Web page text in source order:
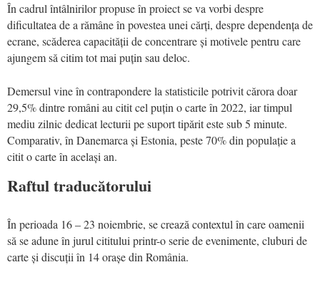
În cadrul întâlnirilor propuse în proiect se va vorbi despre
dificultatea de a rămâne în povestea unei cărți, despre dependența de
ecrane, scăderea capacității de concentrare și motivele pentru care
ajungem să citim tot mai puțin sau deloc.
Demersul vine în contrapondere la statisticile potrivit cărora doar
29,5% dintre români au citit cel puțin o carte în 2022, iar timpul
mediu zilnic dedicat lecturii pe suport tipărit este sub 5 minute.
Comparativ, în Danemarca și Estonia, peste 70% din populație a
citit o carte în același an.
Raftul traducătorului
În perioada 16 – 23 noiembrie, se crează contextul în care oamenii
să se adune în jurul cititului printr-o serie de evenimente, cluburi de
carte și discuții în 14 orașe din România.